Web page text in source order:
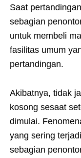
Saat
sebagian
untuk membeli
fasilitas umum
pertandingan.
Akibatnya, tidak
kosong sesaat
dimulai.
yang sering
sebagian